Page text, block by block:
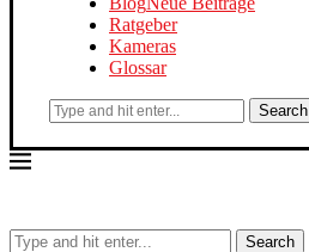
Ratgeber
Kameras
Glossar
Search
Search